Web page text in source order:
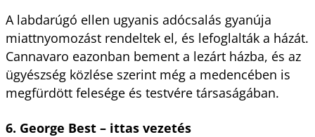
A labdarúgó ellen ugyanis adócsalás gyanúja
miattnyomozást rendeltek el, és lefoglalták a házát.
Cannavaro eazonban bement a lezárt házba, és az
ügyészség közlése szerint még a medencében is
megfürdött felesége és testvére társaságában.
6. George Best – ittas vezetés